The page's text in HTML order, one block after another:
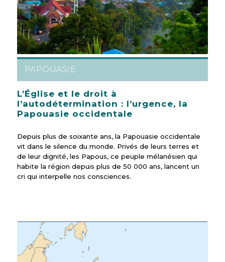
PAPOUASIE
L’Église et le droit à
l’autodétermination : l’urgence, la
Papouasie occidentale
Depuis plus de soixante ans, la Papouasie occidentale
vit dans le silence du monde. Privés de leurs terres et
de leur dignité, les Papous, ce peuple mélanésien qui
habite la région depuis plus de 50 000 ans, lancent un
cri qui interpelle nos consciences.